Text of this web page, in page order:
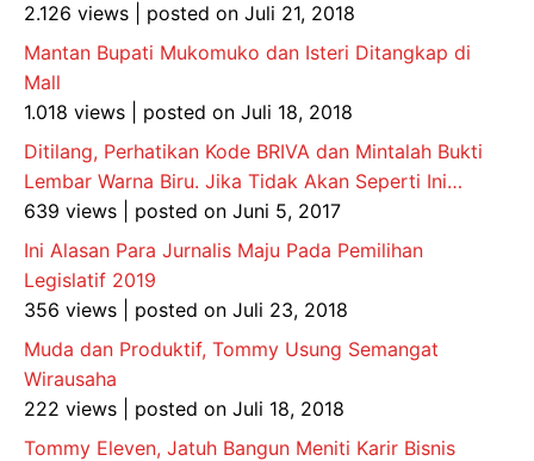
2.126 views
posted on Juli 21, 2018
Mantan Bupati Mukomuko dan Isteri Ditangkap di
Mall
1.018 views
posted on Juli 18, 2018
Ditilang, Perhatikan Kode BRIVA dan Mintalah Bukti
Lembar Warna Biru. Jika Tidak Akan Seperti Ini…
639 views
posted on Juni 5, 2017
Ini Alasan Para Jurnalis Maju Pada Pemilihan
Legislatif 2019
356 views
posted on Juli 23, 2018
Muda dan Produktif, Tommy Usung Semangat
Wirausaha
222 views
posted on Juli 18, 2018
Tommy Eleven, Jatuh Bangun Meniti Karir Bisnis